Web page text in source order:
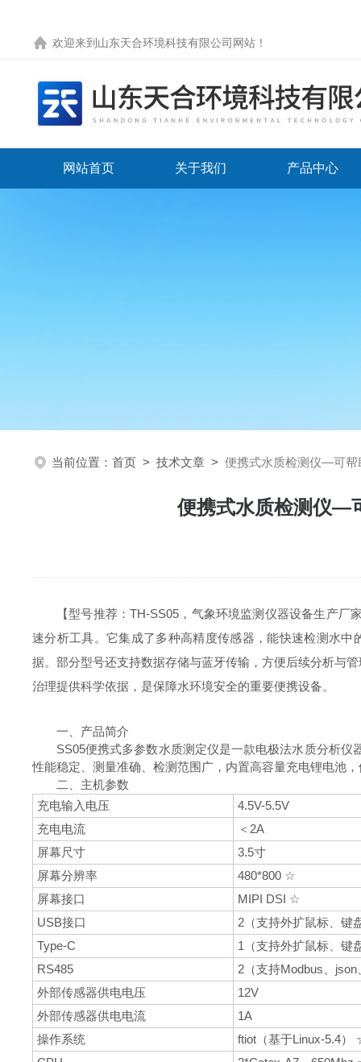
欢迎来到 山东天合环境科技有限公司网站 ！
网站首页 关于我们 产品中心
当前位置： 首页 > 技术文章 > 便携式水质检测仪—可帮
便携式水质检测仪—
【型号推荐：TH-SS05 ，气象环境监测仪器设备生产厂
速分析工具。它集成了多种高精度传感器，能快速检测水
据。部分型号还支持数据存储与蓝牙传输，方便后续分析与
治理提供科学依据，是保障水环境安全的重要便携设备。
一、产品简介
SS05便携式多参数水质测定仪是一款电极法水质分析
性能稳定、测量准确、检测范围广，内置高容量充电锂电池
二、主机参数
充电输入电压
4.5V-5.5V
充电电流
＜2A
屏幕尺寸
3.5寸
屏幕分辨率
480*800 ☆
屏幕接口
MIPI DSI ☆
USB接口
2（支持外扩鼠标、键
Type-C
1（支持外扩鼠标、键
RS485
2（支持Modbus、
外部传感器供电电压
12V
外部传感器供电电流
1A
操作系统
ftiot（基于Linux-5.4）